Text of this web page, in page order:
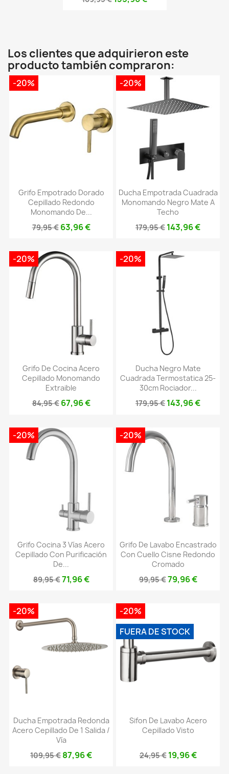
Los clientes que adquirieron este
producto también compraron:
Grifo Empotrado Dorado
Cepillado Redondo
Monomando De...
79,95 € 63,96 €
-20%
Ducha Empotrada Cuadrada
Monomando Negro Mate A
Techo
179,95 € 143,96 €
-20%
Grifo De Cocina Acero
Cepillado Monomando
Extraible
84,95 € 67,96 €
-20%
Ducha Negro Mate
Cuadrada Termostatica 25-
30cm Rociador...
179,95 € 143,96 €
-20%
Grifo Cocina 3 Vías Acero
Cepillado Con Purificación
De...
89,95 €71,96 €
-20%
Grifo De Lavabo Encastrado
Con Cuello Cisne Redondo
Cromado
99,95 €79,96 €
-20%
Ducha Empotrada Redonda
Acero Cepillado De 1 Salida /
Vía
109,95 € 87,96 €
-20%
Sifon De Lavabo Acero
Cepillado Visto
24,95 € 19,96 €
-20%
FUERA DE STOCK